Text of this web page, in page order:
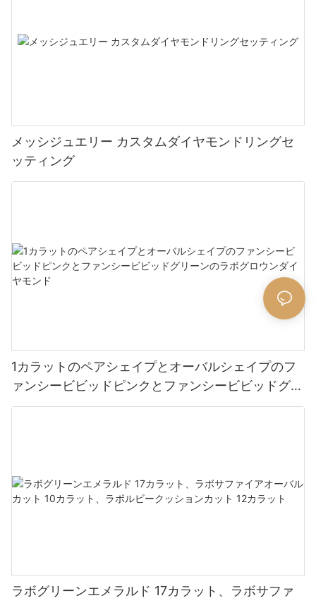
メッシジュエリー カスタムダイヤモンドリングセ
ッティング
1カラットのペアシェイプとオーバルシェイプのフ
ァンシービビッドピンクとファンシービビッドグリ
ーンのラボグロウンダイヤモンド
ラボグリーンエメラルド 17カラット、ラボサファ